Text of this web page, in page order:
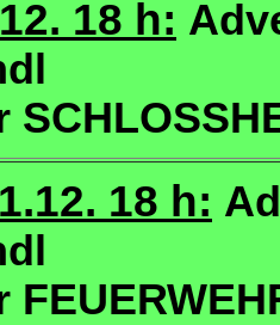
18 h:
18 h: